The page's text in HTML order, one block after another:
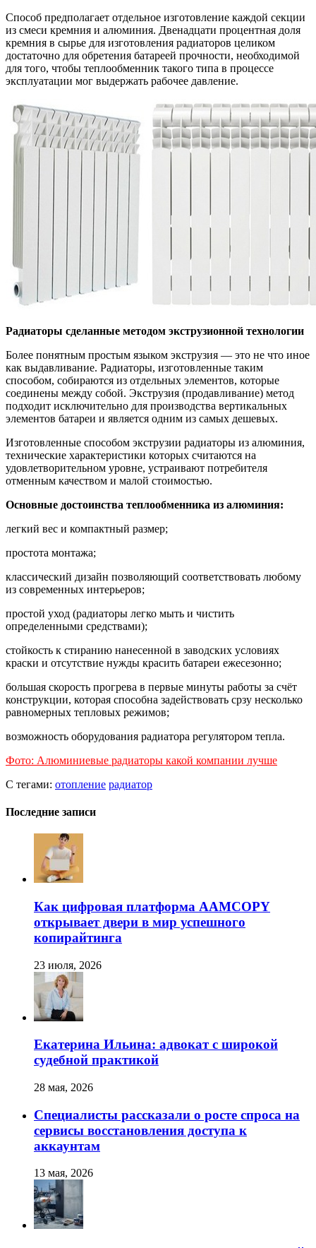
Способ предполагает отдельное изготовление каждой секции
из смеси кремния и алюминия. Двенадцати процентная доля
кремния в сырье для изготовления радиаторов целиком
достаточно для обретения батареей прочности, необходимой
для того, чтобы теплообменник такого типа в процессе
эксплуатации мог выдержать рабочее давление.
Радиаторы сделанные методом экструзионной технологии
Более понятным простым языком экструзия — это не что иное
как выдавливание. Радиаторы, изготовленные таким
способом, собираются из отдельных элементов, которые
соединены между собой. Экструзия (продавливание) метод
подходит исключительно для производства вертикальных
элементов батареи и является одним из самых дешевых.
Изготовленные способом экструзии радиаторы из алюминия,
технические характеристики которых считаются на
удовлетворительном уровне, устраивают потребителя
отменным качеством и малой стоимостью.
Основные достоинства теплообменника из алюминия:
легкий вес и компактный размер;
простота монтажа;
классический дизайн позволяющий соответствовать любому
из современных интерьеров;
простой уход (радиаторы легко мыть и чистить
определенными средствами);
стойкость к стиранию нанесенной в заводских условиях
краски и отсутствие нужды красить батареи ежесезонно;
большая скорость прогрева в первые минуты работы за счёт
конструкции, которая способна задействовать срзу несколько
равномерных тепловых режимов;
возможность оборудования радиатора регулятором тепла.
Фото: Алюминиевые радиаторы какой компании лучше
С тегами: отопление радиатор
Последние записи
Как цифровая платформа AAMCOPY
открывает двери в мир успешного
копирайтинга
23 июля, 2026
Екатерина Ильина: адвокат с широкой
судебной практикой
28 мая, 2026
Специалисты рассказали о росте спроса на
сервисы восстановления доступа к
аккаунтам
13 мая, 2026